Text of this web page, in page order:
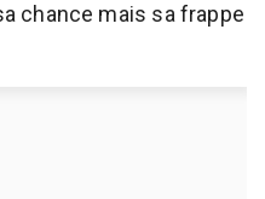
chance mais sa frappe